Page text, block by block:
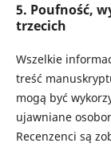
5. Poufność,
trzecich
Wszelkie
treść
mogą być
ujawniane
Recenzenci są